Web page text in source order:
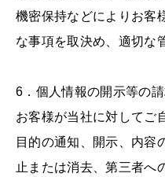
機密保持などによりお客
な事項を取決め、適切な
6．個人情報の開示等の
お客様が当社に対してご
目的の通知、開示、内容
止または消去、第三者へ